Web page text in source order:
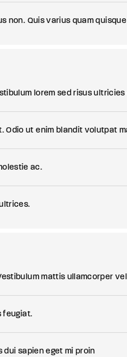
non. Quis varius quam
lorem sed risus
Odio ut enim blandit volutpat
ac.
mattis ullamcorper
feugiat.
sapien eget mi proin